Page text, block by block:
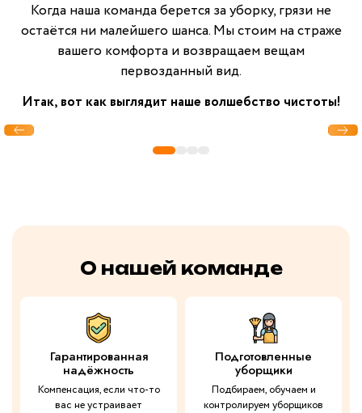
Когда наша команда берется за уборку, грязи не
остаётся ни малейшего шанса. Мы стоим на страже
вашего комфорта и возвращаем вещам
первозданный вид.
Итак, вот как выглядит наше волшебство чистоты!
Гарантированная
надёжность
Компенсация, если что-то
вас не устраивает
Подготовленные
уборщики
Подбираем, обучаем и
контролируем уборщиков
О нашей команде